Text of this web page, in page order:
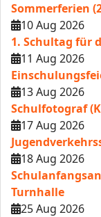
Sommerferien
10 Aug 2026
1. Schultag für
11 Aug 2026
13 Aug 2026
Schulfotograf
17 Aug 2026
18 Aug 2026
Turnhalle
25 Aug 2026